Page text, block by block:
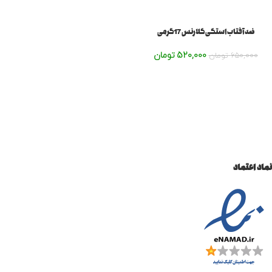
ضد آفتاب استکی کلارنس 17گرمی
650,000 تومان 520,000 تومان
نماد اعتماد